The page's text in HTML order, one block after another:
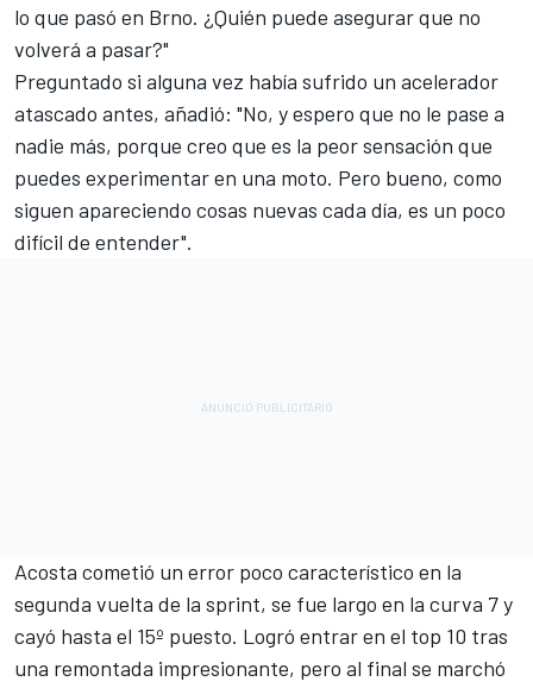
lo que pasó en Brno. ¿Quién puede asegurar que no
volverá a pasar?"
Preguntado si alguna vez había sufrido un acelerador
atascado antes, añadió: "No, y espero que no le pase a
nadie más, porque creo que es la peor sensación que
puedes experimentar en una moto. Pero bueno, como
siguen apareciendo cosas nuevas cada día, es un poco
difícil de entender".
Acosta cometió un error poco característico en la
segunda vuelta de la sprint, se fue largo en la curva 7 y
cayó hasta el 15º puesto. Logró entrar en el top 10 tras
una remontada impresionante, pero al final se marchó